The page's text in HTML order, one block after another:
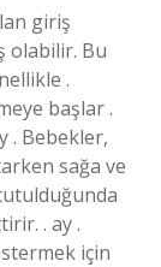
giriş
olabilir. Bu
.
başlar .
. Bebekler,
sağa ve
. ay .
için